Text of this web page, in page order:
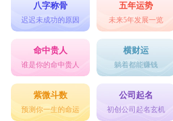
八字称骨
迟迟未成功的原因
五年运势
未来5年发展一览
命中贵人
谁是你的命中贵人
横财运
躺着都能赚钱
紫微斗数
预测你一生的命运
公司起名
初创公司起名玄机